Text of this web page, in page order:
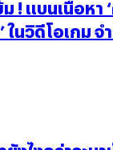
! แบนเนื้อหา
ในวิดีโอเกม จ